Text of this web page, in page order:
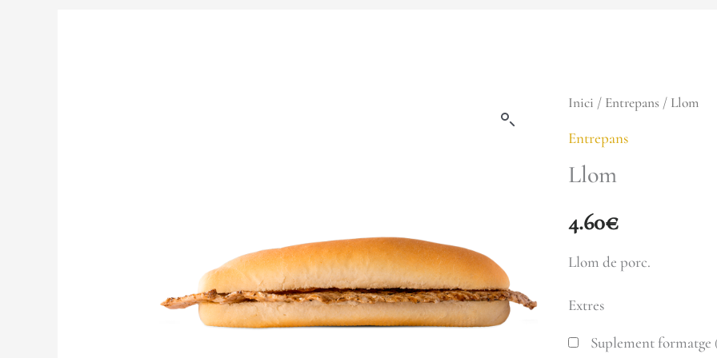
Inici / Entrepans / Llom
Entrepans
Llom
4.60€
Llom de porc.
Extres
Suplement formatge (
quantitat
de